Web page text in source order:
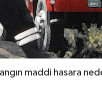
maddi hasara